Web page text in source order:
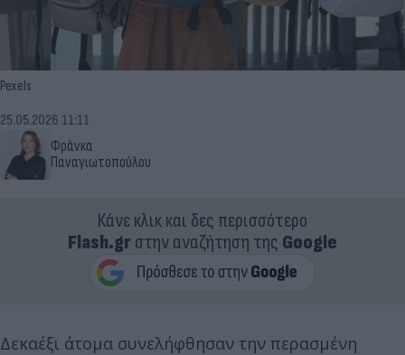
Pexels
Φράνκα
Παναγιωτοπούλου
25.05.2026 11:11
Κάνε κλικ και δες περισσότερο
Flash.grστην αναζήτηση της Google
Δεκαέξι άτομα συνελήφθησαν την περασμένη